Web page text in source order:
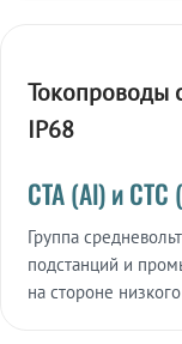
Токопроводы
IP68
СТА (Al) и СТС
Группа
подстанций и
на стороне